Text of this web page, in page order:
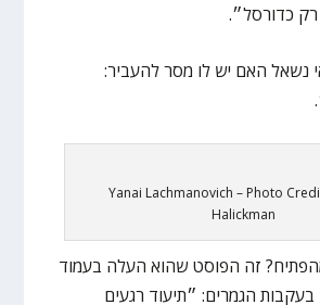
כדורסל״.
נשאל האם יש לו מסר להעביר:
Yanai Lachmanovich – Photo
Halickman
זה הפוסט שהוא העלה בעמוד
הגמרים: ״תיעוד רגעים